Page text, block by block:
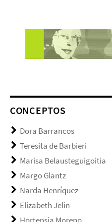
CONCEPTOS
Dora Barrancos
Teresita de Barbieri
Marisa Belausteguigoitia
Margo Glantz
Narda Henríquez
Elizabeth Jelin